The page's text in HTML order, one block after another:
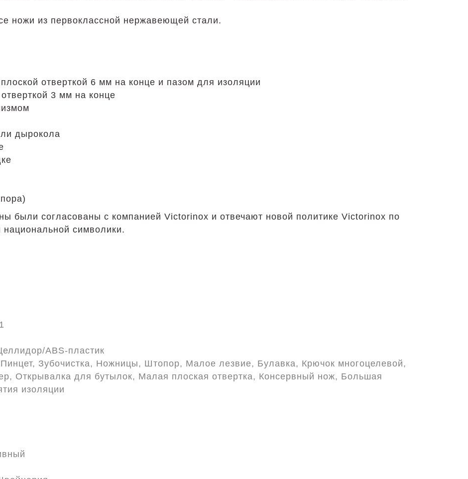
ножи из первоклассной нержавеющей стали.
отверткой 6 мм на конце и пазом для изоляции
3 мм на конце
дырокола
были согласованы с компанией Victorinox и отвечают новой политике Victorinox по
национальной символики.
ABS-пластик
Зубочистка, Ножницы, Штопор, Малое лезвие, Булавка, Крючок многоцелевой,
Открывалка для бутылок, Малая плоская отвертка, Консервный нож, Большая
изоляции